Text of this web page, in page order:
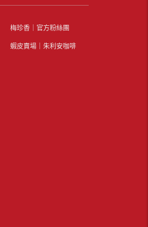
梅珍香｜官方粉絲團
蝦皮賣場｜朱利安咖啡